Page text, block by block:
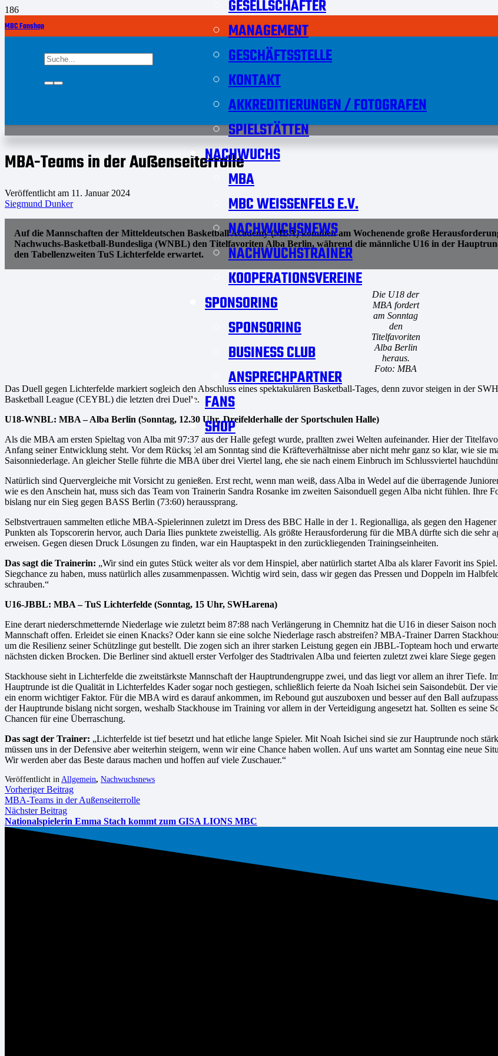
MBC Fanshop
GESELLSCHAFTER
MANAGEMENT
GESCHÄFTSSTELLE
KONTAKT
AKKREDITIERUNGEN / FOTOGRAFEN
SPIELSTÄTTEN
NACHWUCHS
MBA
MBC WEISSENFELS E.V.
NACHWUCHSNEWS
NACHWUCHSTRAINER
KOOPERATIONSVEREINE
SPONSORING
SPONSORING
BUSINESS CLUB
ANSPRECHPARTNER
FANS
SHOP
MBA-Teams in der Außenseiterrolle
Veröffentlicht am 11. Januar 2024
Siegmund Dunker
Auf die Mannschaften der Mitteldeutschen Basketball Academy (MBA) kommen am Wochenende große
Nachwuchs-Basketball-Bundesliga (WNBL) den Titelfavoriten Alba Berlin, während die männliche U16 in der
den Tabellenzweiten TuS Lichterfelde erwartet.
Die U18 der
MBA fordert
am Sonntag
den
Titelfavoriten
Alba Berlin
heraus.
Foto: MBA
Das Duell gegen Lichterfelde markiert sogleich den Abschluss eines spektakulären Basketball-Tages, denn zuvor steigen in der
Basketball League (CEYBL) die letzten drei Duelle.
U18-WNBL: MBA – Alba Berlin (Sonntag, 12.30 Uhr, Dreifelderhalle der Sportschulen Halle)
Als die MBA am ersten Spieltag von Alba mit 97:37 aus der Halle gefegt wurde, prallten zwei Welten aufeinander. Hier der
Anfang seiner Entwicklung steht. Vor dem Rückspiel am Sonntag sind die Kräfteverhältnisse aber nicht mehr ganz so klar, wie sie
Saisonniederlage. An gleicher Stelle führte die MBA über drei Viertel lang, ehe sie nach einem Einbruch im Schlussviertel
Natürlich sind Quervergleiche mit Vorsicht zu genießen. Erst recht, wenn man weiß, dass Alba in Wedel auf die überragende
wie es den Anschein hat, muss sich das Team von Trainerin Sandra Rosanke im zweiten Saisonduell gegen Alba nicht fühlen. Ihre
bislang nur ein Sieg gegen BASS Berlin (73:60) heraussprang.
Selbstvertrauen sammelten etliche MBA-Spielerinnen zuletzt im Dress des BBC Halle in der 1. Regionalliga, als gegen den
Punkten als Topscorerin hervor, auch Daria Ilies punktete zweistellig. Als größte Herausforderung für die MBA dürfte sich die sehr
erweisen. Gegen diesen Druck Lösungen zu finden, war ein Hauptaspekt in den zurückliegenden Trainingseinheiten.
Das sagt die Trainerin: „Wir sind ein gutes Stück weiter als vor dem Hinspiel, aber natürlich startet Alba als klarer Favorit ins
Siegchance zu haben, muss natürlich alles zusammenpassen. Wichtig wird sein, dass wir gegen das Pressen und Doppeln im
schrauben.“
U16-JBBL: MBA – TuS Lichterfelde (Sonntag, 15 Uhr, SWH.arena)
Eine derart niederschmetternde Niederlage wie zuletzt beim 87:88 nach Verlängerung in Chemnitz hat die U16 in dieser Saison
Mannschaft offen. Erleidet sie einen Knacks? Oder kann sie eine solche Niederlage rasch abstreifen? MBA-Trainer Darren
um die Resilienz seiner Schützlinge gut bestellt. Die zogen sich an ihrer starken Leistung gegen ein JBBL-Topteam hoch und
nächsten dicken Brocken. Die Berliner sind aktuell erster Verfolger des Stadtrivalen Alba und feierten zuletzt zwei klare Siege
Stackhouse sieht in Lichterfelde die zweitstärkste Mannschaft der Hauptrundengruppe zwei, und das liegt vor allem an ihrer Tiefe.
Hauptrunde ist die Qualität in Lichterfeldes Kader sogar noch gestiegen, schließlich feierte da Noah Isichei sein Saisondebüt. Der
ein enorm wichtiger Faktor. Für die MBA wird es darauf ankommen, im Rebound gut auszuboxen und besser auf den Ball
der Hauptrunde bislang nicht sorgen, weshalb Stackhouse im Training vor allem in der Verteidigung angesetzt hat. Sollten es seine
Chancen für eine Überraschung.
Das sagt der Trainer: „Lichterfelde ist tief besetzt und hat etliche lange Spieler. Mit Noah Isichei sind sie zur Hauptrunde noch
müssen uns in der Defensive aber weiterhin steigern, wenn wir eine Chance haben wollen. Auf uns wartet am Sonntag eine neue
Wir werden aber das Beste daraus machen und hoffen auf viele Zuschauer.“
Veröffentlicht in Allgemein, Nachwuchsnews
Vorheriger Beitrag
MBA-Teams in der Außenseiterrolle
Nächster Beitrag
Nationalspielerin Emma Stach kommt zum GISA LIONS MBC